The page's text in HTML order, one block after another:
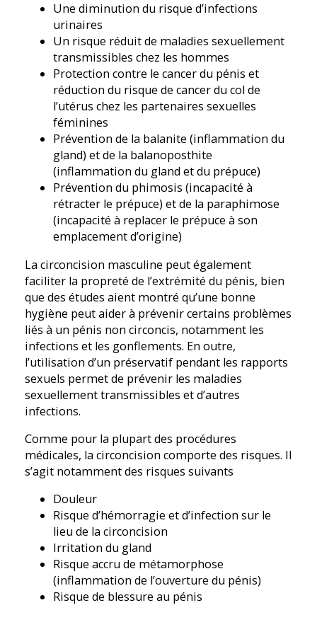
Une diminution du risque d’infections
urinaires
Un risque réduit de maladies sexuellement
transmissibles chez les hommes
Protection contre le cancer du pénis et
réduction du risque de cancer du col de
l’utérus chez les partenaires sexuelles
féminines
Prévention de la balanite (inflammation du
gland) et de la balanoposthite
(inflammation du gland et du prépuce)
Prévention du phimosis (incapacité à
rétracter le prépuce) et de la paraphimose
(incapacité à replacer le prépuce à son
emplacement d’origine)
La circoncision masculine peut également
faciliter la propreté de l’extrémité du pénis, bien
que des études aient montré qu’une bonne
hygiène peut aider à prévenir certains problèmes
liés à un pénis non circoncis, notamment les
infections et les gonflements. En outre,
l’utilisation d’un préservatif pendant les rapports
sexuels permet de prévenir les maladies
sexuellement transmissibles et d’autres
infections.
Comme pour la plupart des procédures
médicales, la circoncision comporte des risques. Il
s’agit notamment des risques suivants
Douleur
Risque d’hémorragie et d’infection sur le
lieu de la circoncision
Irritation du gland
Risque accru de métamorphose
(inflammation de l’ouverture du pénis)
Risque de blessure au pénis